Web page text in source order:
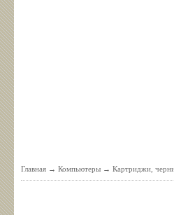
Главная → Компьютеры → Картриджи,